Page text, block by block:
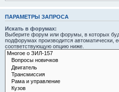
ПАРАМЕТРЫ ЗАПРОСА
Искать в форумах:
Выберите форум или форумы, в которых
подфорумах производится автоматически,
соответствующую опцию ниже.